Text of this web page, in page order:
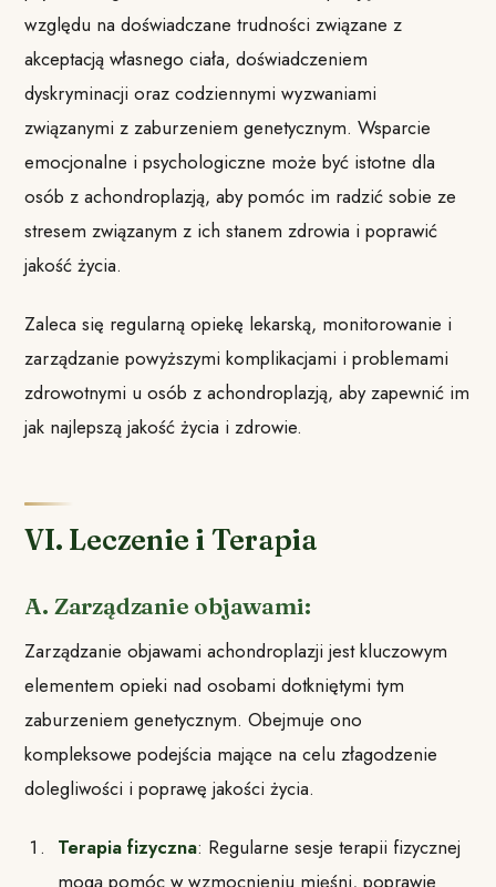
względu na doświadczane trudności związane z
akceptacją własnego ciała, doświadczeniem
dyskryminacji oraz codziennymi wyzwaniami
związanymi z zaburzeniem genetycznym. Wsparcie
emocjonalne i psychologiczne może być istotne dla
osób z achondroplazją, aby pomóc im radzić sobie ze
stresem związanym z ich stanem zdrowia i poprawić
jakość życia.
Zaleca się regularną opiekę lekarską, monitorowanie i
zarządzanie powyższymi komplikacjami i problemami
zdrowotnymi u osób z achondroplazją, aby zapewnić im
jak najlepszą jakość życia i zdrowie.
VI. Leczenie i Terapia
A. Zarządzanie objawami:
Zarządzanie objawami achondroplazji jest kluczowym
elementem opieki nad osobami dotkniętymi tym
zaburzeniem genetycznym. Obejmuje ono
kompleksowe podejścia mające na celu złagodzenie
dolegliwości i poprawę jakości życia.
Terapia fizyczna: Regularne sesje terapii fizycznej
mogą pomóc w wzmocnieniu mięśni, poprawie